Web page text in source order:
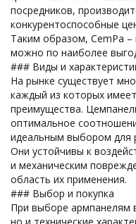
посредников,
конкурентоспособные
Таким образом, CemPa
можно по наиболее
### Виды и
На рынке существует
каждый из которых
преимущества.
оптимальное
идеальным выбором для
Они устойчивы к
и механическим
область их применения.
### Выбор и покупка
При выборе армпанелям